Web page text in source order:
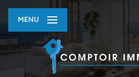
MENU